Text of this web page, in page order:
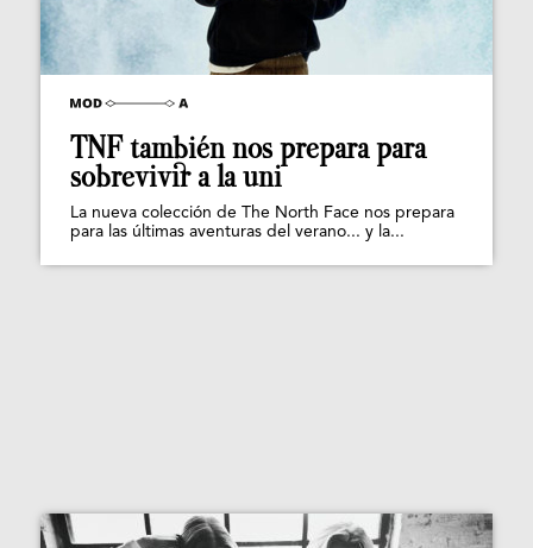
TNF también nos prepara para
sobrevivir a la uni
La nueva colección de The North Face nos prepara
para las últimas aventuras del verano... y la...